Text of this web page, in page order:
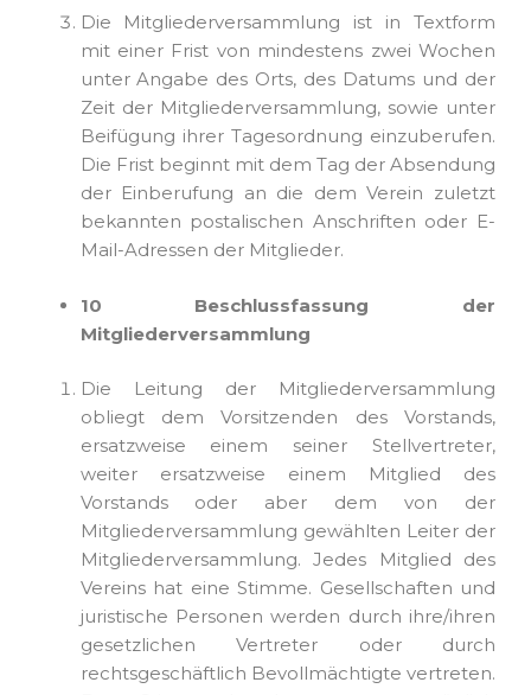
Die Mitgliederversammlung ist in Textform
mit einer Frist von mindestens zwei Wochen
unter Angabe des Orts, des Datums und der
Zeit der Mitgliederversammlung, sowie unter
Beifügung ihrer Tagesordnung einzuberufen.
Die Frist beginnt mit dem Tag der Absendung
der Einberufung an die dem Verein zuletzt
bekannten postalischen Anschriften oder E-
Mail-Adressen der Mitglieder.
10 Beschlussfassung der
Mitgliederversammlung
Die Leitung der Mitgliederversammlung
obliegt dem Vorsitzenden des Vorstands,
ersatzweise einem seiner Stellvertreter,
weiter ersatzweise einem Mitglied des
Vorstands oder aber dem von der
Mitgliederversammlung gewählten Leiter der
Mitgliederversammlung. Jedes Mitglied des
Vereins hat eine Stimme. Gesellschaften und
juristische Personen werden durch ihre/ihren
gesetzlichen Vertreter oder durch
rechtsgeschäftlich Bevollmächtigte vertreten.